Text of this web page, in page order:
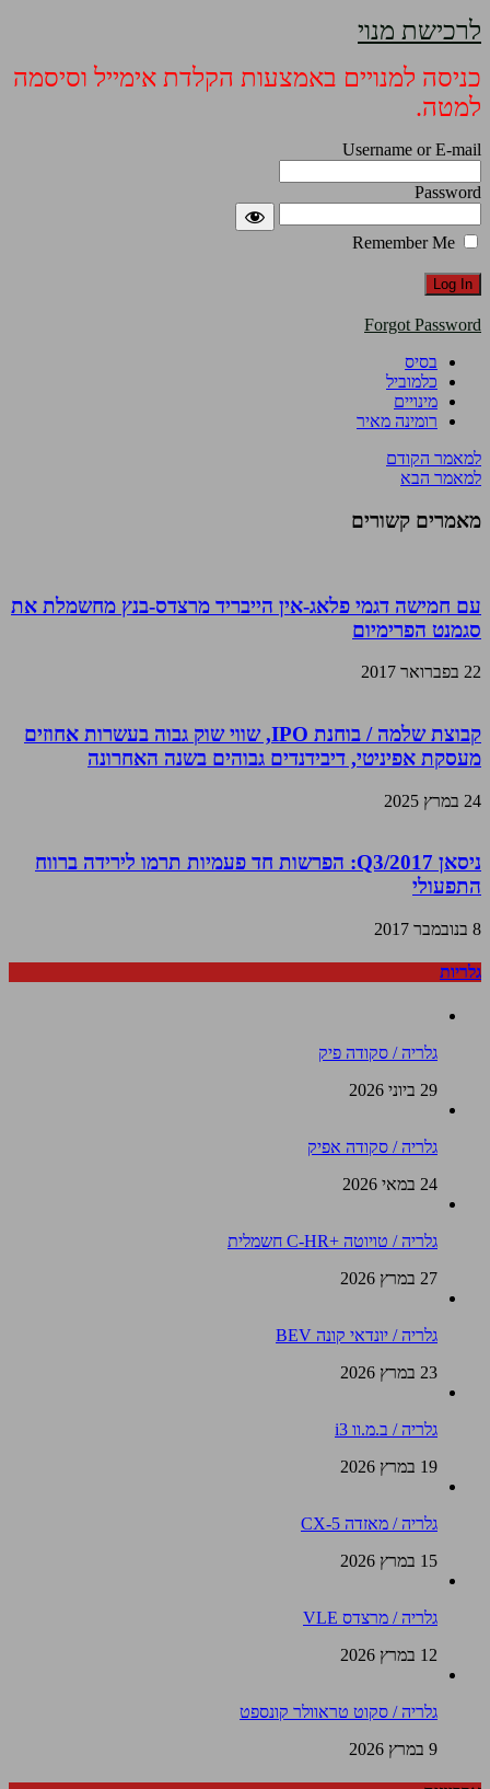
לרכישת מנוי
כניסה למנויים באמצעות הקלדת אימייל וסיסמה
למטה.
Username or E-mail
Password
Forgot Password
בסיס
כלמוביל
מינויים
רומינה מאיר
למאמר הקודם
למאמר הבא
מאמרים קשורים
עם חמישה דגמי פלאג-אין הייבריד מרצדס-בנץ מחשמלת את
סגמנט הפרימיום
22 בפברואר 2017
קבוצת שלמה / בוחנת IPO, שווי שוק גבוה בעשרות אחוזים
מעסקת אפיניטי, דיבידנדים גבוהים בשנה האחרונה
24 במרץ 2025
ניסאן Q3/2017: הפרשות חד פעמיות תרמו לירידה ברווח
התפעולי
8 בנובמבר 2017
גלריות
גלריה / סקודה פיק
29 ביוני 2026
גלריה / סקודה אפיק
24 במאי 2026
גלריה / טויוטה +C-HR חשמלית
27 במרץ 2026
גלריה / יונדאי קונה BEV
23 במרץ 2026
גלריה / ב.מ.וו i3
19 במרץ 2026
גלריה / מאזדה CX-5
15 במרץ 2026
גלריה / מרצדס VLE
12 במרץ 2026
גלריה / סקוט טראוולר קונספט
9 במרץ 2026